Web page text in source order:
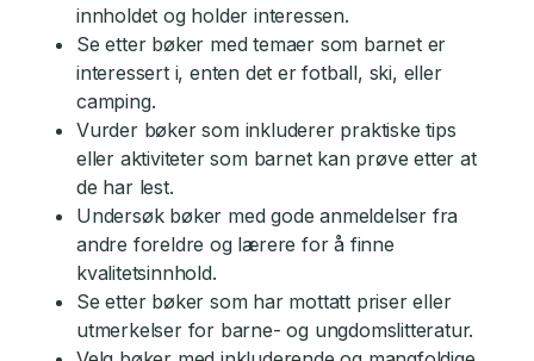
innholdet og holder interessen.
Se etter bøker med temaer som barnet er
interessert i, enten det er fotball, ski, eller
camping.
Vurder bøker som inkluderer praktiske tips
eller aktiviteter som barnet kan prøve etter at
de har lest.
Undersøk bøker med gode anmeldelser fra
andre foreldre og lærere for å finne
kvalitetsinnhold.
Se etter bøker som har mottatt priser eller
utmerkelser for barne- og ungdomslitteratur.